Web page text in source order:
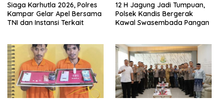
Siaga Karhutla 2026, Polres
Kampar Gelar Apel Bersama
TNI dan Instansi Terkait
12 H Jagung Jadi Tumpuan,
Polsek Kandis Bergerak
Kawal Swasembada Pangan